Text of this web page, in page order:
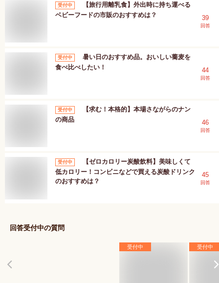
受付中
【旅行用離乳食】外出時に持ち運べる
ベビーフードの市販のおすすめは？
39
回答
受付中
暑い日のおすすめ品。おいしい蕎麦を
食べ比べしたい！
44
回答
受付中
【求む！本格的】本場さながらのナン
の商品
46
回答
受付中
【ゼロカロリー炭酸飲料】美味しくて
低カロリー！コンビニなどで買える炭酸ドリンク
のおすすめは？
45
回答
回答受付中の質問
受付中 受付中